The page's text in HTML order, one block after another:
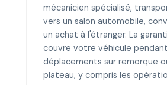
mécanicien spécialisé,
vers un salon automobile,
un achat à l'étranger. La
couvre votre véhicule
déplacements sur remorque
plateau, y compris les